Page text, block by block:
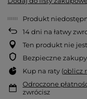
Produkt
14dni na łatwy
Ten produkt nie
Bezpieczne zakupy
Kup na raty (oblicz
Odroczone
zwrócisz